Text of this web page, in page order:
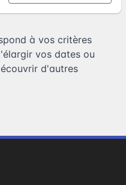
à vos critères
vos dates ou
d'autres